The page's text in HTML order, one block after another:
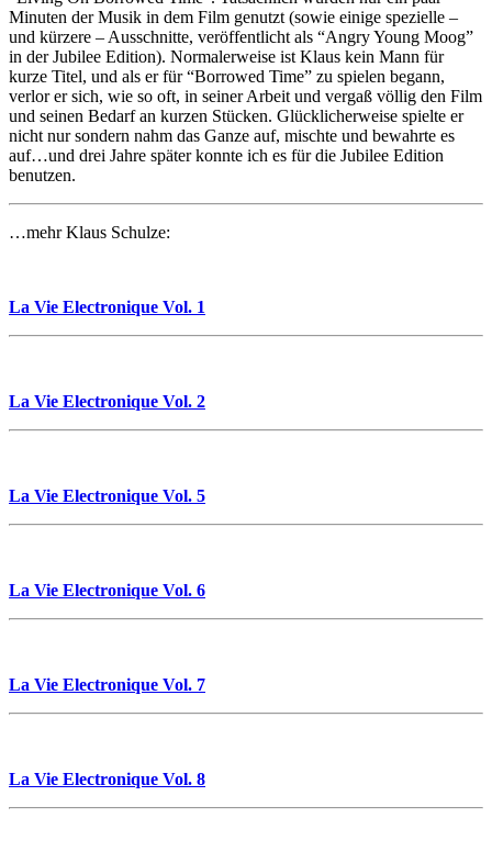
Minuten der Musik in dem Film genutzt (sowie einige spezielle –
und kürzere – Ausschnitte, veröffentlicht als “Angry Young Moog”
in der Jubilee Edition). Normalerweise ist Klaus kein Mann für
kurze Titel, und als er für “Borrowed Time” zu spielen begann,
verlor er sich, wie so oft, in seiner Arbeit und vergaß völlig den Film
und seinen Bedarf an kurzen Stücken. Glücklicherweise spielte er
nicht nur sondern nahm das Ganze auf, mischte und bewahrte es
auf…und drei Jahre später konnte ich es für die Jubilee Edition
benutzen.
…mehr Klaus Schulze:
La Vie Electronique Vol. 1
La Vie Electronique Vol. 2
La Vie Electronique Vol. 5
La Vie Electronique Vol. 6
La Vie Electronique Vol. 7
La Vie Electronique Vol. 8